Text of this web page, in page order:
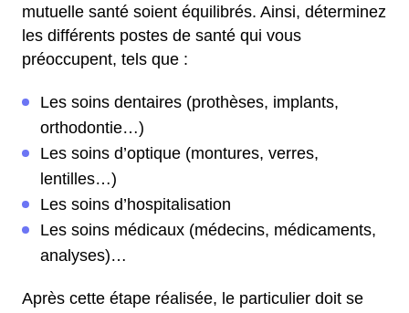
mutuelle santé soient équilibrés. Ainsi, déterminez
les différents postes de santé qui vous
préoccupent, tels que :
Les soins dentaires (prothèses, implants,
orthodontie…)
Les soins d’optique (montures, verres,
lentilles…)
Les soins d’hospitalisation
Les soins médicaux (médecins, médicaments,
analyses)…
Après cette étape réalisée, le particulier doit se